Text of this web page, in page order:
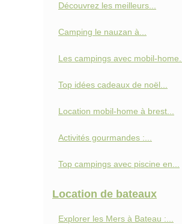
Découvrez les meilleurs...
Camping le nauzan à...
Les campings avec mobil-home...
Top idées cadeaux de noël...
Location mobil-home à brest...
Activités gourmandes :...
Top campings avec piscine en...
Location de bateaux
Explorer les Mers à Bateau :...